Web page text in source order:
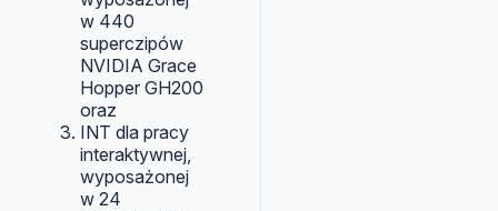
w 440
superczipów
NVIDIA Grace
Hopper GH200
oraz
INT dla pracy
interaktywnej,
wyposażonej
w 24